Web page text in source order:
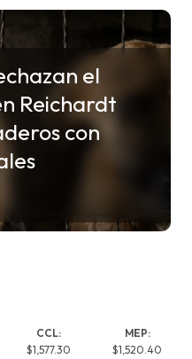
el
Reichardt
con
CCL:
$1,577.30
MEP:
$1,520.40